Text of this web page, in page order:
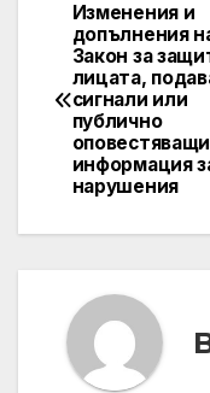
Post
Изменения и
допълнения
Закон за
лицата,
сигнали или
публично
оповестяващи
информация
нарушения